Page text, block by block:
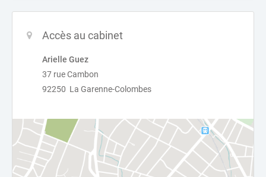
Accès au cabinet
Arielle Guez
37 rue Cambon
92250 La Garenne-Colombes